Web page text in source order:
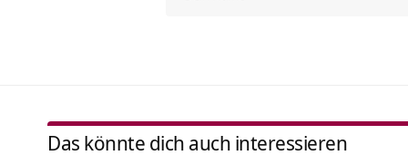
Das könnte dich auch interessieren